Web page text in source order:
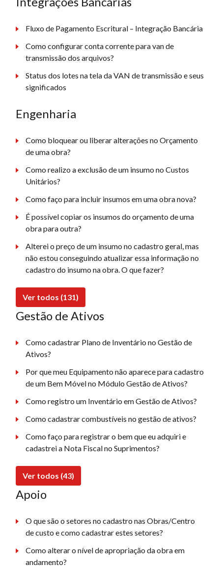
Fluxo de Pagamento Escritural – Integração Bancária
Como configurar conta corrente para van de
transmissão dos arquivos?
Status dos lotes na tela da VAN de transmissão e seus
significados
Engenharia
Como bloquear ou liberar alterações no Orçamento
de uma obra?
Como realizo a exclusão de um insumo no Custos
Unitários?
Como faço para incluir insumos em uma obra nova?
É possível copiar os insumos do orçamento de uma
obra para outra?
Alterei o preço de um insumo no cadastro geral, mas
não estou conseguindo atualizar essa informação no
cadastro do insumo na obra. O que fazer?
Ver todos (131)
Gestão de Ativos
Como cadastrar Plano de Inventário no Gestão de
Ativos?
Por que meu Equipamento não aparece para cadastro
de um Bem Móvel no Módulo Gestão de Ativos?
Como registro um Inventário em Gestão de Ativos?
Como cadastrar combustíveis no gestão de ativos?
Como faço para registrar o bem que eu adquiri e
cadastrei a Nota Fiscal no Suprimentos?
Ver todos (43)
Apoio
O que são o setores no cadastro nas Obras/Centro
de custo e como cadastrar estes setores?
Como alterar o nível de apropriação da obra em
andamento?